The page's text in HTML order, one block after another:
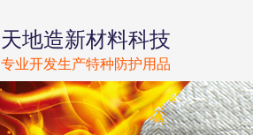
天地造新材料科技
专业开发生产特种防护用品